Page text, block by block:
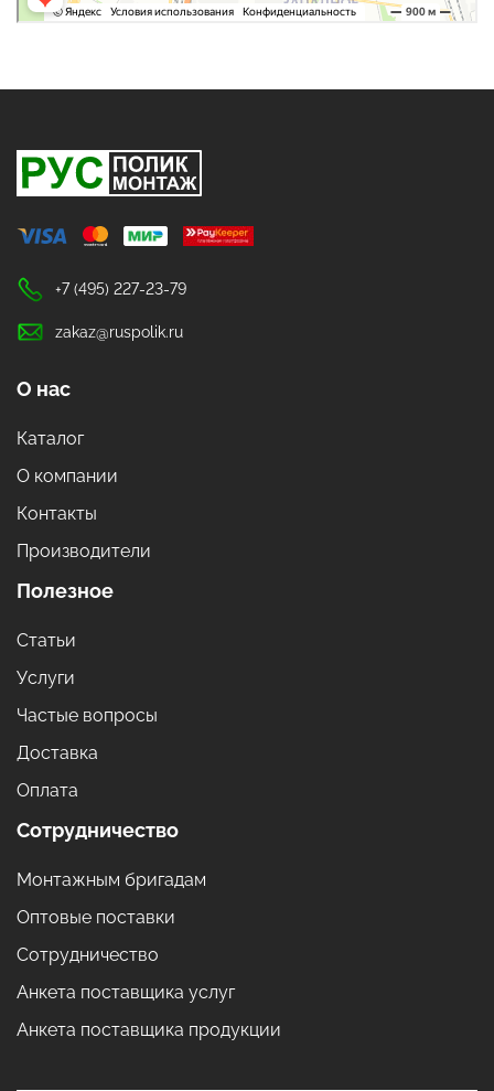
+7 (495) 227-23-79
zakaz@ruspolik.ru
О нас
Каталог
О компании
Контакты
Производители
Полезное
Статьи
Услуги
Частые вопросы
Доставка
Оплата
Сотрудничество
Монтажным бригадам
Оптовые поставки
Сотрудничество
Анкета поставщика услуг
Анкета поставщика продукции